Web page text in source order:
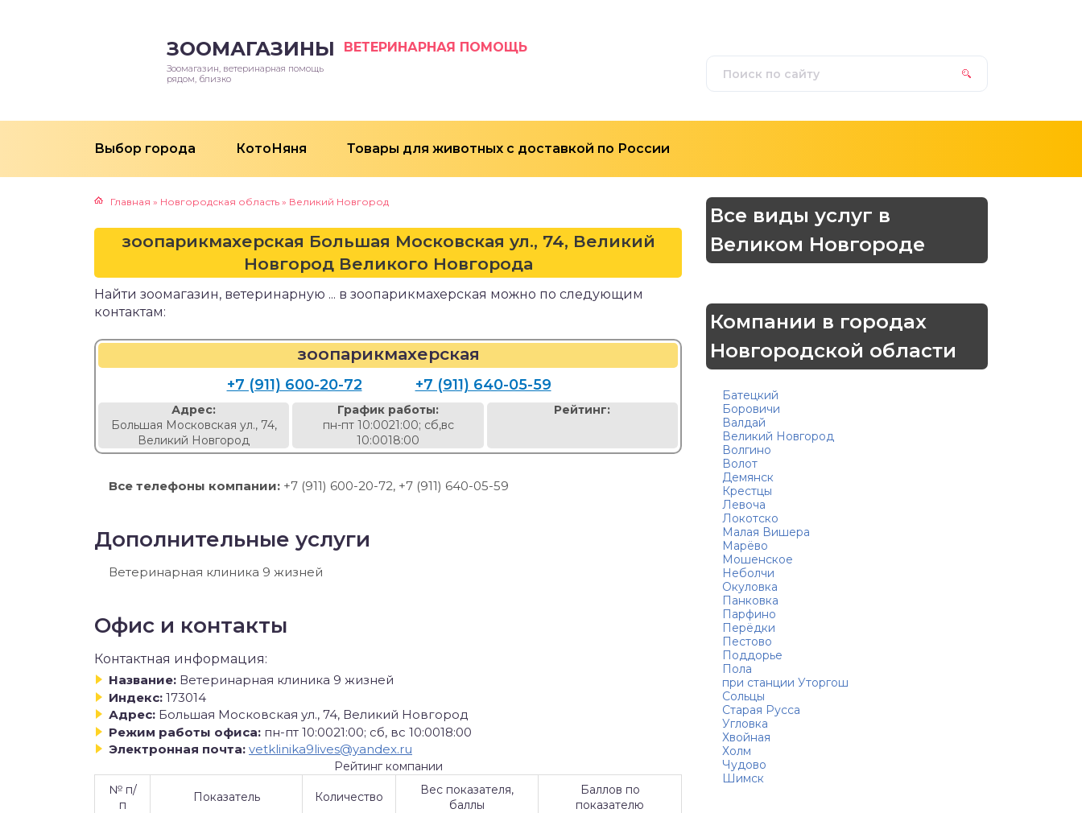
ЗООМАГАЗИНЫ ВЕТЕРИНАРНАЯ ПОМОЩЬ
Зоомагазин, ветеринарная помощь
рядом, близко
Выбор города КотоНяня Товары для животных с доставкой по России
Главная » Новгородская область » Великий Новгород
зоопарикмахерская Большая Московская ул., 74, Великий
Новгород Великого Новгорода
Найти зоомагазин, ветеринарную ... в зоопарикмахерская можно по следующим
контактам:
зоопарикмахерская
+7 (911) 600-20-72 +7 (911) 640-05-59
Адрес:
Большая Московская ул., 74,
Великий Новгород
График работы:
пн-пт 10:0021:00; сб,вс
10:0018:00
Рейтинг:
Все телефоны компании: +7 (911) 600-20-72, +7 (911) 640-05-59
Дополнительные услуги
Ветеринарная клиника 9 жизней
Офис и контакты
Контактная информация:
Название: Ветеринарная клиника 9 жизней
Индекс: 173014
Адрес: Большая Московская ул., 74, Великий Новгород
Режим работы офиса: пн-пт 10:0021:00; сб, вс 10:0018:00
Электронная почта: vetklinika9lives@yandex.ru
Рейтинг компании
№ п/
п
Показатель Количество
Вес показателя,
баллы
Баллов по
показателю
Все виды услуг в
Великом Новгороде
Компании в городах
Новгородской области
Батецкий
Боровичи
Валдай
Великий Новгород
Волгино
Волот
Демянск
Крестцы
Левоча
Локотско
Малая Вишера
Марёво
Мошенское
Неболчи
Окуловка
Панковка
Парфино
Перёдки
Пестово
Поддорье
Пола
при станции Уторгош
Сольцы
Старая Русса
Угловка
Хвойная
Холм
Чудово
Шимск